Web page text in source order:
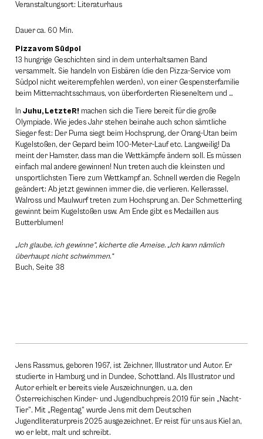
Veranstaltungsort: Literaturhaus
Dauer ca. 60 Min.
Pizza vom Südpol
13 hungrige Geschichten sind in dem unterhaltsamen Band
versammelt. Sie handeln von Eisbären (die den Pizza-Service vom
Südpol nicht weiterempfehlen werden), von einer Gespensterfamilie
beim Mitternachtsschmaus, von überforderten Rieseneltern und …
In Juhu, LetzteR! machen sich die Tiere bereit für die große
Olympiade. Wie jedes Jahr stehen beinahe auch schon sämtliche
Sieger fest: Der Puma siegt beim Hochsprung, der Orang-Utan beim
Kugelstoßen, der Gepard beim 100-Meter-Lauf etc. Langweilig! Da
meint der Hamster, dass man die Wettkämpfe ändern soll. Es müssen
einfach mal andere gewinnen! Nun treten auch die kleinsten und
unsportlichsten Tiere zum Wettkampf an. Schnell werden die Regeln
geändert: Ab jetzt gewinnen immer die, die verlieren. Kellerassel,
Walross und Maulwurf treten zum Hochsprung an. Der Schmetterling
gewinnt beim Kugelstoßen usw. Am Ende gibt es Medaillen aus
Butterblumen!
„Ich glaube, ich gewinne”, kicherte die Ameise. „Ich kann nämlich
überhaupt nicht schwimmen.”
Buch, Seite 38
Jens Rassmus, geboren 1967, ist Zeichner, Illustrator und Autor. Er
studierte in Hamburg und in Dundee, Schottland. Als Illustrator und
Autor erhielt er bereits viele Auszeichnungen, u.a. den
Österreichischen Kinder- und Jugendbuchpreis 2019 für sein „Nacht-
Tier”. Mit „Regentag” wurde Jens mit dem Deutschen
Jugendliteraturpreis 2025 ausgezeichnet. Er reist für uns aus Kiel an,
wo er lebt, malt und schreibt.